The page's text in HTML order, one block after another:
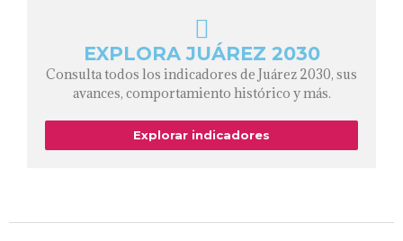
EXPLORA JUÁREZ 2030
Consulta todos los indicadores de Juárez 2030, sus
avances, comportamiento histórico y más.
Explorar indicadores